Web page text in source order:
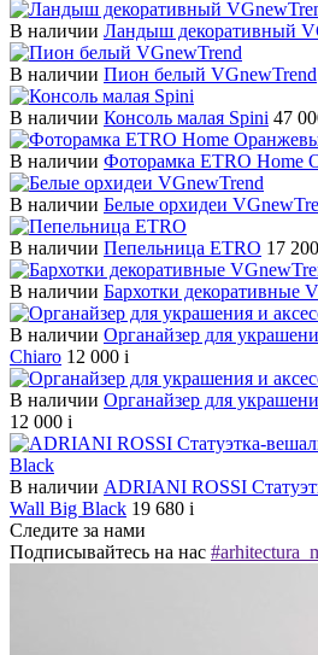
В наличии Ландыш декоративный
В наличии Пион белый VGnewTrend
В наличии Консоль малая Spini 47
В наличии Фоторамка ETRO Home
В наличии Белые орхидеи
В наличии Пепельница ETRO 17 200
В наличии Бархотки декоративные
В наличии Органайзер для
Chiaro 12 000 i
В наличии Органайзер для
12 000 i
В наличии ADRIANI ROSSI
Wall Big Black 19 680 i
Следите за нами
Подписывайтесь на нас